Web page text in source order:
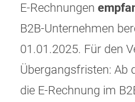
E-Rechnungen
B2B-Unternehmen
01.01.2025. Für den
Übergangsfristen: Ab
die E-Rechnung im